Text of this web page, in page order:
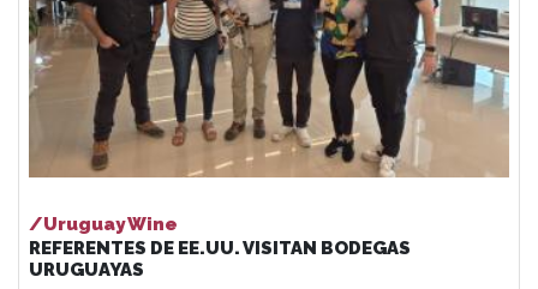
/Uruguay Wine
REFERENTES DE EE.UU. VISITAN BODEGAS
URUGUAYAS